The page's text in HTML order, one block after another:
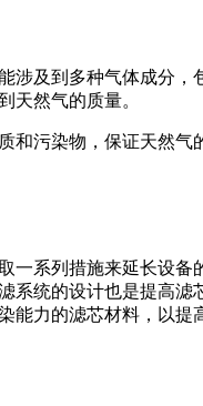
涉及到多种气体成分
天然气的质量。
和污染物，保证天然
一系列措施来延长设
系统的设计也是提高
力的滤芯材料，以提